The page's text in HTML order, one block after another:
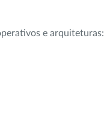
e arquiteturas: